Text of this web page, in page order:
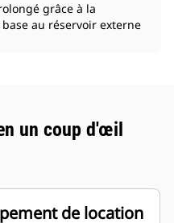
grâce à la
au réservoir externe
un coup d'œil
de location